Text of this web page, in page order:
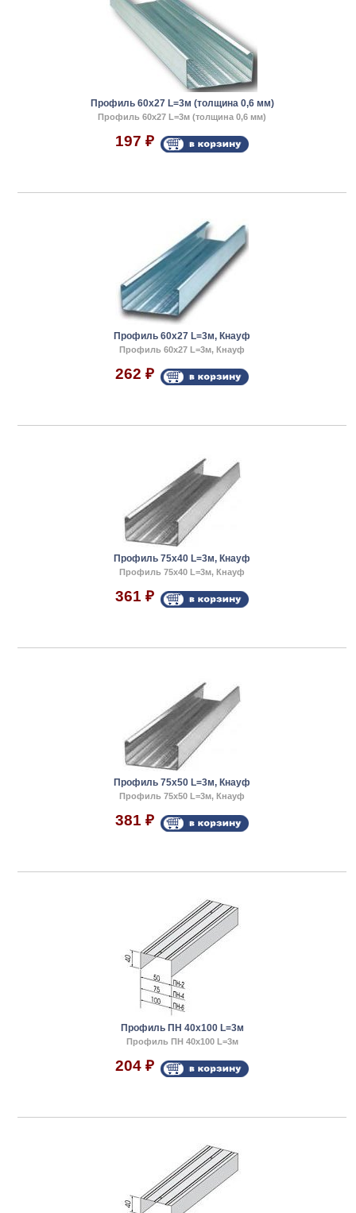
Профиль 60x27 L=3м (толщина 0,6 мм)
Профиль 60x27 L=3м (толщина 0,6 мм)
197 ₽
Профиль 60x27 L=3м, Кнауф
Профиль 60x27 L=3м, Кнауф
262 ₽
Профиль 75x40 L=3м, Кнауф
Профиль 75x40 L=3м, Кнауф
361 ₽
Профиль 75x50 L=3м, Кнауф
Профиль 75x50 L=3м, Кнауф
381 ₽
Профиль ПН 40х100 L=3м
Профиль ПН 40х100 L=3м
204 ₽